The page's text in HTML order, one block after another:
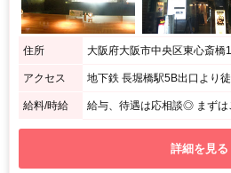
住所 大阪府大阪市中央区東心斎橋
アクセス 地下鉄 長堀橋駅5B出口より
給料/時給 給与、待遇は応相談◎ まずは
詳細を見る